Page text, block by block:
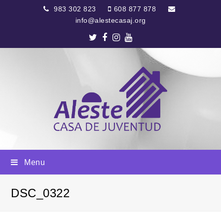
983 302 823
608 877 878
info@alestecasaj.org
Twitter
Facebook
Instagram
Youtube
Menu
DSC_0322